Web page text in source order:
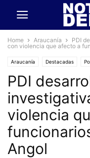
Home Araucanía
PDI
con violencia que afecto a
Araucanía Destacadas
PDI
violencia
Angol